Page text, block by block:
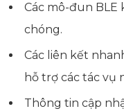
Các mô-đun
chóng.
Các liên kết
hỗ trợ các tác vụ
Thông tin cập